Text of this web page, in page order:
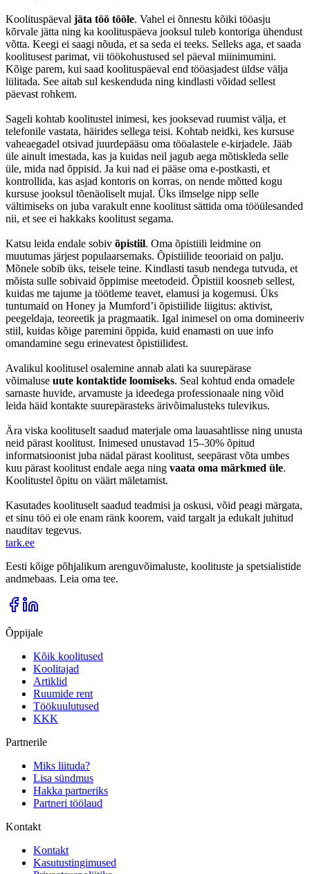
Koolituspäeval jäta töö tööle. Vahel ei õnnestu kõiki tööasju
kõrvale jätta ning ka koolitus­päeva jooksul tuleb kontoriga ühendust
võtta. Keegi ei saagi nõuda, et sa seda ei teeks. Selleks aga, et saada
koolitusest parimat, vii töökohustused sel päeval miinimumini.
Kõige parem, kui saad koolituspäeval end tööasjadest üldse välja
lülitada. See aitab sul keskenduda ning kindlasti võidad sellest
päevast rohkem.
Sageli kohtab koolitustel inimesi, kes jooksevad ruumist välja, et
telefonile vastata, häirides sellega teisi. Kohtab neidki, kes kursuse
vaheaegadel otsivad juurdepääsu oma tööalastele e-kirjadele. Jääb
üle ainult imestada, kas ja kuidas neil jagub aega mõtiskleda selle
üle, mida nad õppisid. Ja kui nad ei pääse oma e-postkasti, et
kontrollida, kas asjad kontoris on korras, on nende mõtted kogu
kursuse jooksul tõenäoliselt mujal. Üks ilmselge nipp selle
vältimiseks on juba varakult enne koolitust sättida oma tööülesanded
nii, et see ei hakkaks koolitust segama.
Katsu leida endale sobiv õpistiil. Oma õpistiili leidmine on
muutumas järjest populaarsemaks. Õpistiilide teooriaid on palju.
Mõnele sobib üks, teisele teine. Kindlasti tasub nendega tutvuda, et
mõista sulle sobivaid õppimise meetodeid. Õpistiil koosneb sellest,
kuidas me tajume ja töötleme teavet, elamusi ja kogemusi. Üks
tuntumaid on Honey ja Mumford’i õpistiilide liigitus: aktivist,
peegeldaja, teoreetik ja pragmaatik. Igal inimesel on oma domineeriv
stiil, kuidas kõige paremini õppida, kuid enamasti on uue info
omandamine segu erinevatest õpistiilidest.
Avalikul koolitusel osalemine annab alati ka suurepärase
võimaluse uute kontaktide loomiseks. Seal kohtud enda omadele
sarnaste huvide, arvamuste ja ideedega professionaale ning võid
leida häid kontakte suurepärasteks ärivõimalusteks tulevikus.
Ära viska koolituselt saadud materjale oma lauasahtlisse ning unusta
neid pärast koolitust. Inimesed unustavad 15–30% õpitud
informatsioonist juba nädal pärast koolitust, seepärast võta umbes
kuu pärast koolitust endale aega ning vaata oma märkmed üle.
Koolitustel õpitu on väärt mäletamist.
Kasutades koolituselt saadud teadmisi ja oskusi, võid peagi märgata,
et sinu töö ei ole enam ränk koorem, vaid targalt ja edukalt juhitud
nauditav tegevus.
tark.ee
Eesti kõige põhjalikum arenguvõimaluste, koolituste ja spetsialistide
andmebaas. Leia oma tee.
Õppijale
Kõik koolitused
Koolitajad
Artiklid
Ruumide rent
Töökuulutused
KKK
Partnerile
Miks liituda?
Lisa sündmus
Hakka partneriks
Partneri töölaud
Kontakt
Kontakt
Kasutustingimused